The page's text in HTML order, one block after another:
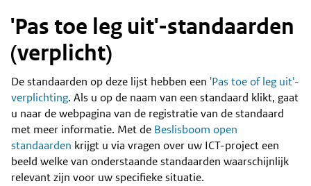
'Pas toe leg uit'-standaarden
(verplicht)
Content
De standaarden op deze lijst hebben een 'Pas toe of leg uit'-
verplichting. Als u op de naam van een standaard klikt, gaat
u naar de webpagina van de registratie van de standaard
met meer informatie. Met de Beslisboom open
standaarden krijgt u via vragen over uw ICT-project een
beeld welke van onderstaande standaarden waarschijnlijk
relevant zijn voor uw specifieke situatie.